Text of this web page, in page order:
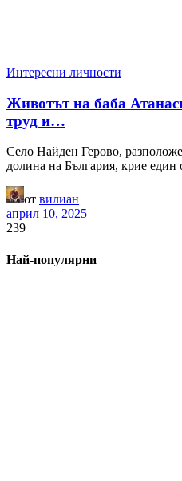
Интересни личности
Животът на баба
труд и…
Село Найден Герово,
долина на България, крие
от вилиан
април 10, 2025
239
Най-популярни